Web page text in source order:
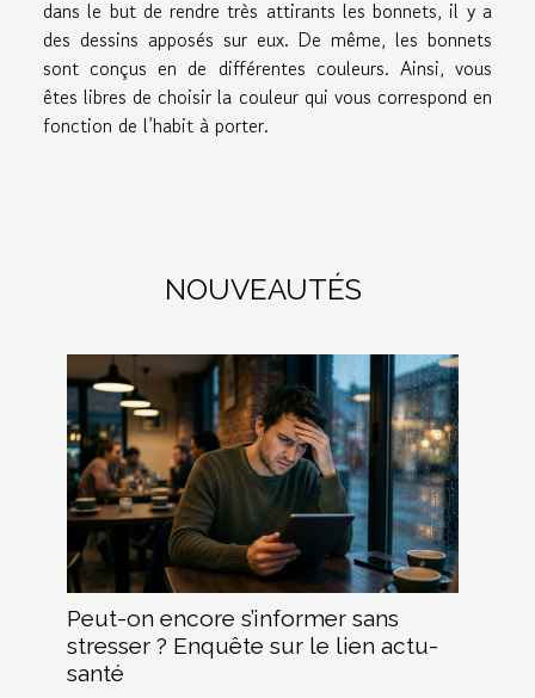
dans le but de rendre très attirants les bonnets, il y a
des dessins apposés sur eux. De même, les bonnets
sont conçus en de différentes couleurs. Ainsi, vous
êtes libres de choisir la couleur qui vous correspond en
fonction de l’habit à porter.
NOUVEAUTÉS
Peut-on encore s’informer sans
stresser ? Enquête sur le lien actu-
santé